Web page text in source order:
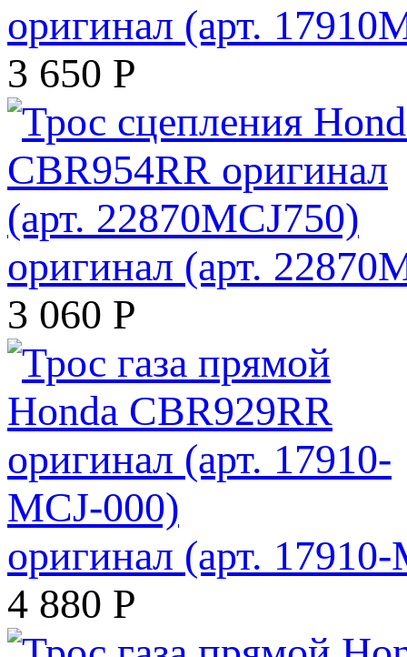
оригинал (арт.
3 650 Р
оригинал (арт.
3 060 Р
оригинал (арт.
4 880 Р